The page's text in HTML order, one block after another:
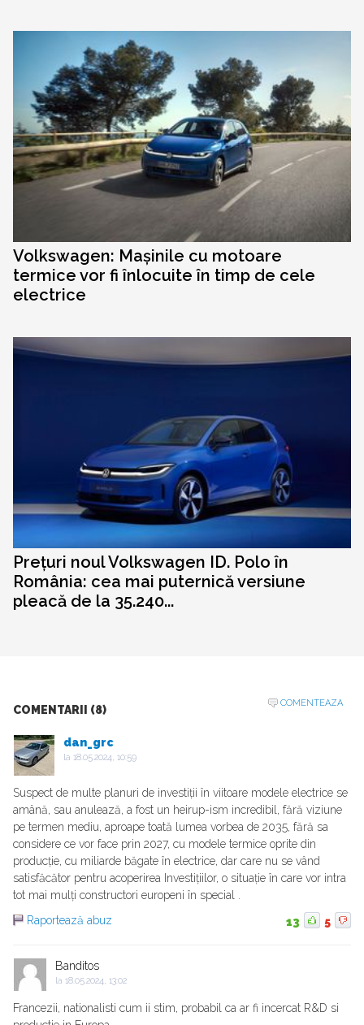
Volkswagen: Mașinile cu motoare
termice vor fi înlocuite în timp de cele
electrice
Prețuri noul Volkswagen ID. Polo în
România: cea mai puternică versiune
pleacă de la 35.240...
COMENTARII (8)
COMENTEAZA
dan_grc
la 18.05.2024, 10:59
Suspect de multe planuri de investiții în viitoare modele electrice se
amână, sau anulează, a fost un heirup-ism incredibil, fără viziune
pe termen mediu, aproape toată lumea vorbea de 2035, fără sa
considere ce vor face prin 2027, cu modele termice oprite din
producție, cu miliarde băgate în electrice, dar care nu se vând
satisfăcător pentru acoperirea Investițiilor, o situație în care vor intra
tot mai mulți constructori europeni în special .
Raportează abuz
13 5
Banditos
la 18.05.2024, 13:02
Francezii, nationalisti cum ii stim, probabil ca ar fi incercat R&D si